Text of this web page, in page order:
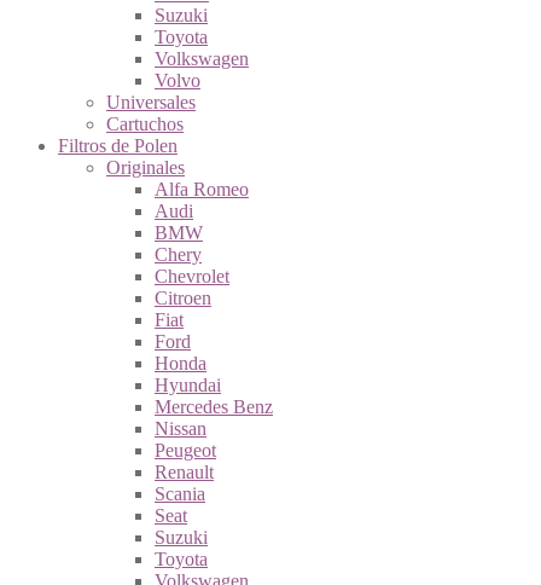
Suzuki
Toyota
Volkswagen
Volvo
Universales
Cartuchos
Filtros de Polen
Originales
Alfa Romeo
Audi
BMW
Chery
Chevrolet
Citroen
Fiat
Ford
Honda
Hyundai
Mercedes Benz
Nissan
Peugeot
Renault
Scania
Seat
Suzuki
Toyota
Volkswagen